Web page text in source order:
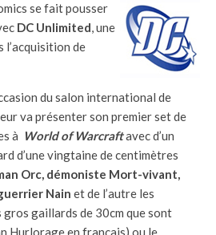
se fait pousser
DC Unlimited, une
l’acquisition de
du salon international de
va présenter son premier set de
à World of Warcraftavec d’un
d’une vingtaine de centimètres
Orc, démoniste Mort-vivant,
Nain et de l’autre les
gaillards de 30cm que sont
Hurlorage en français) ou le